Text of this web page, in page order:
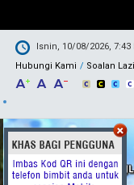
Isnin, 10/08/2026, 7:43
Hubungi Kami
Soalan